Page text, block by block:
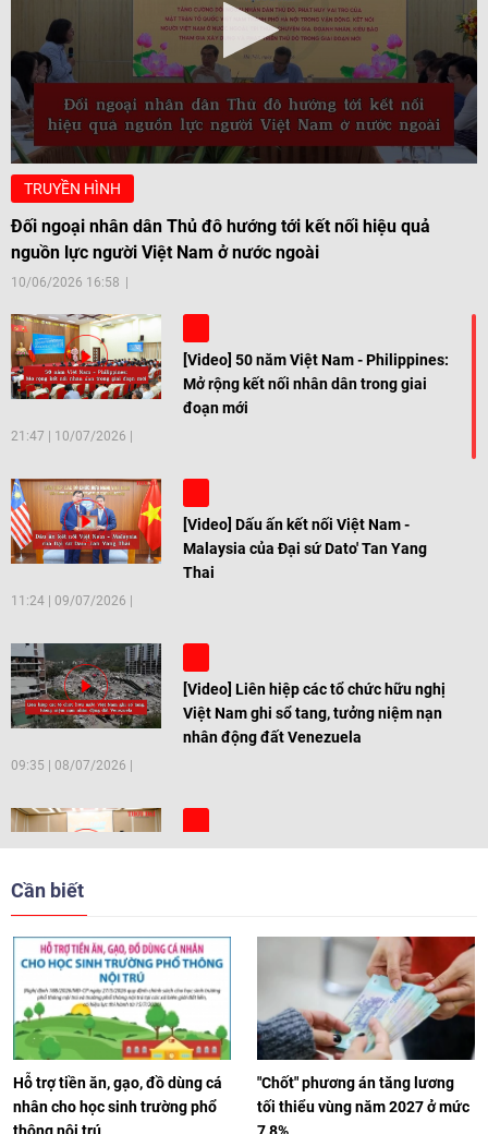
TRUYỀN HÌNH
Đối ngoại nhân dân Thủ đô hướng tới kết nối hiệu quả
nguồn lực người Việt Nam ở nước ngoài
10/06/2026 16:58
[Video] 50 năm Việt Nam - Philippines:
Mở rộng kết nối nhân dân trong giai
đoạn mới
21:47 10/07/2026
[Video] Dấu ấn kết nối Việt Nam -
Malaysia của Đại sứ Dato' Tan Yang
Thai
11:24 09/07/2026
[Video] Liên hiệp các tổ chức hữu nghị
Việt Nam ghi sổ tang, tưởng niệm nạn
nhân động đất Venezuela
09:35 08/07/2026
[Video] Trẻ em Đông Á cùng kiến tạo
[Video] Âm nhạc flamenco gắn kết văn
hoá Việt Nam - Tây Ban Nha
11:10 17/06/2026
Cần biết
Hỗ trợ tiền ăn, gạo, đồ dùng cá
nhân cho học sinh trường phổ
thông nội trú
"Chốt" phương án tăng lương
tối thiểu vùng năm 2027 ở mức
7,8%